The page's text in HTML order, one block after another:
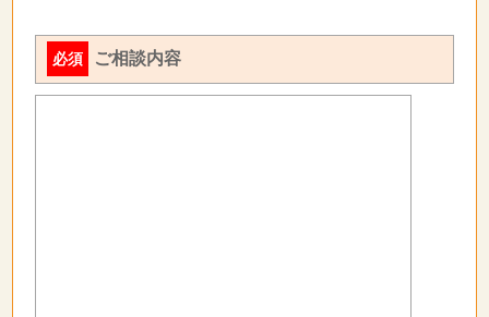
必須 ご相談内容